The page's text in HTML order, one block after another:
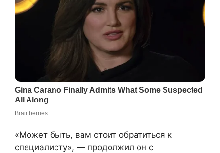
«Может быть, вам стоит обратиться к
специалисту», — продолжил он с